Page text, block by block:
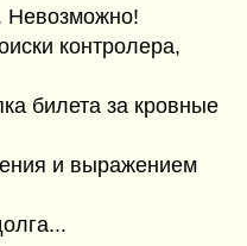
Невозможно!
контролера,
билета за кровные
и выражением